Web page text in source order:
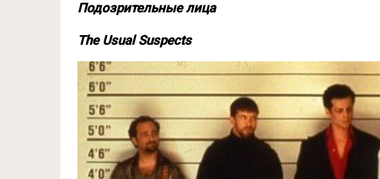
Подозрительные лица
The Usual Suspects